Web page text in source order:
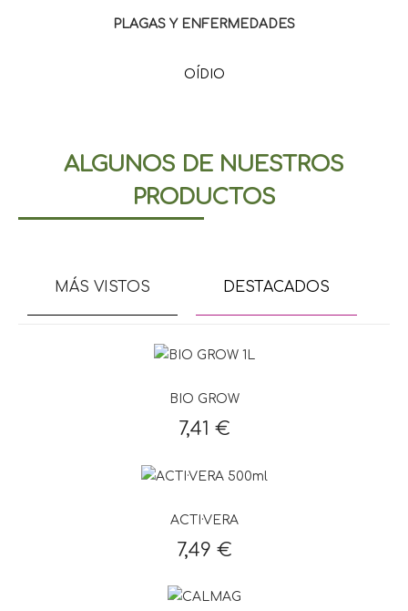
PLAGAS Y ENFERMEDADES
OÍDIO
ALGUNOS DE NUESTROS
PRODUCTOS
MÁS VISTOS DESTACADOS
BIO GROW
7,41 €
ACTI·VERA
7,49 €